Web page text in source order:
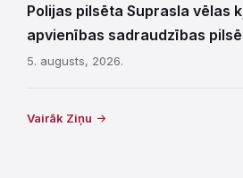
Polijas pilsēta Suprasla vēlas
apvienības sadraudzības
5. augusts, 2026.
Vairāk Ziņu